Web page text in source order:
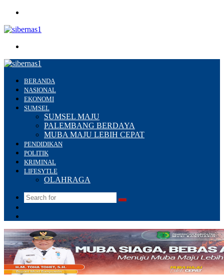
BERANDA
NASIONAL
EKONOMI
SUMSEL
SUMSEL MAJU
PALEMBANG BERDAYA
MUBA MAJU LEBIH CEPAT
PENDIDIKAN
POLITIK
KRIMINAL
LIFESYTLE
OLAHRAGA
Search